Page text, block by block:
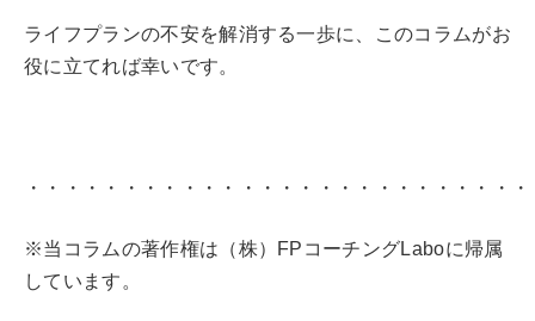
ライフプランの不安を解消する一歩に、このコラムがお
役に立てれば幸いです。
・・・・・・・・・・・・・・・・・・・・・・・・・
※当コラムの著作権は（株）FPコーチングLaboに帰属
しています。